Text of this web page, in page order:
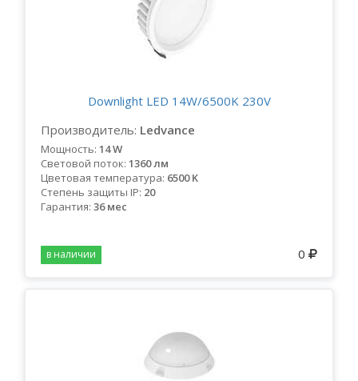
Downlight LED 14W/6500K 230V
Производитель: Ledvance
Мощность: 14 W
Световой поток: 1360 лм
Цветовая температура: 6500 K
Степень защиты IP: 20
Гарантия: 36 мес
0
в наличии